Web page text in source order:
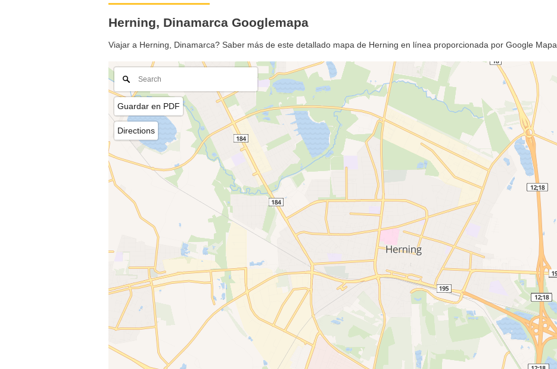
Herning, Dinamarca Googlemapa
Viajar a Herning, Dinamarca? Saber más de este detallado mapa de Herning en línea proporcionada por Google Mapa.
Guardar en PDF
Directions